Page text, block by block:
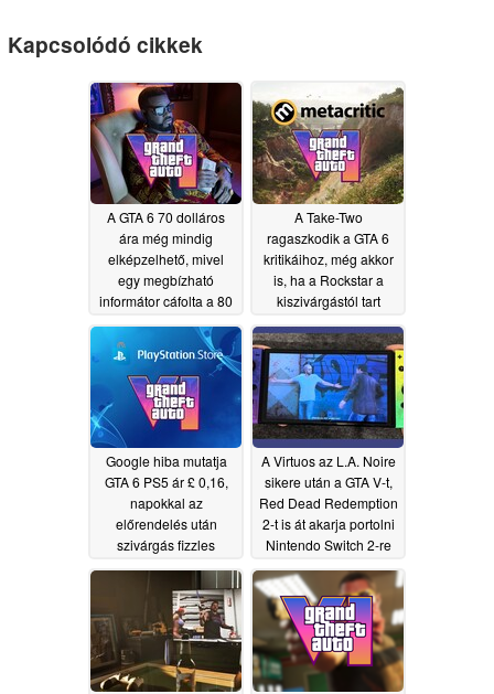
Kapcsolódó cikkek
A GTA 6 70 dolláros
ára még mindig
elképzelhető, mivel
egy megbízható
informátor cáfolta a 80
06/22/2026
A Take-Two
ragaszkodik a GTA 6
kritikáihoz, még akkor
is, ha a Rockstar a
kiszivárgástól tart
05/29/2026
Google hiba mutatja
GTA 6 PS5 ár £ 0,16,
napokkal az
előrendelés után
szivárgás fizzles
05/21/2026
A Virtuos az L.A. Noire
sikere után a GTA V-t,
Red Dead Redemption
2-t is át akarja portolni
Nintendo Switch 2-re
05/20/2026